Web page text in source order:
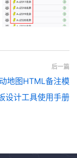
后一篇
地图HTML备注模
设计工具使用手册